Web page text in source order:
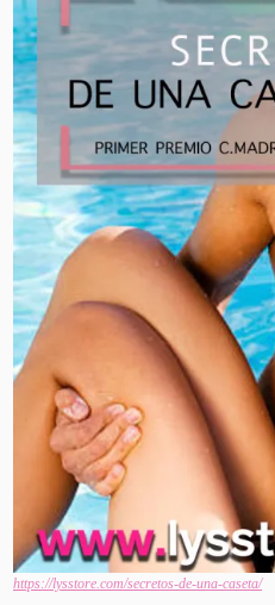
https://lysstore.com/secretos-de-una-caseta/